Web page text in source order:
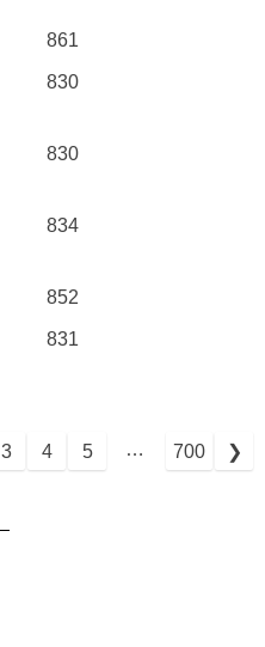
861
830
830
834
852
831
3 4 5 … 700 ❯